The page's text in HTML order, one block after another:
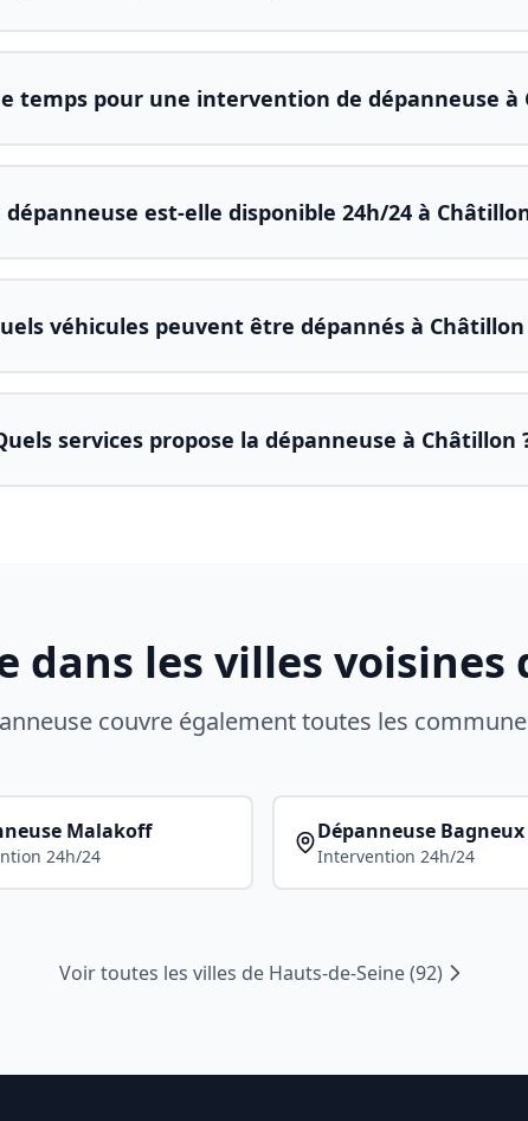
temps pour une intervention de dépanneuse à
dépanneuse est-elle disponible 24h/24 à
véhicules peuvent être dépannés à Châtillon
services propose la dépanneuse à Châtillon
dans les villes voisines
couvre également toutes les
Malakoff
24h/24
Dépanneuse Bagneux
Intervention 24h/24
Voir toutes les villes de Hauts-de-Seine(92)